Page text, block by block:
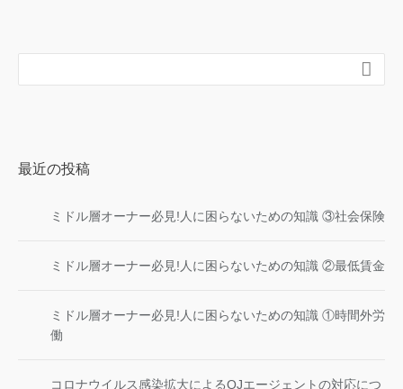

最近の投稿
ミドル層オーナー必見!人に困らないための知識 ③社会保険
ミドル層オーナー必見!人に困らないための知識 ②最低賃金
ミドル層オーナー必見!人に困らないための知識 ①時間外労
働
コロナウイルス感染拡大によるQJエージェントの対応につ